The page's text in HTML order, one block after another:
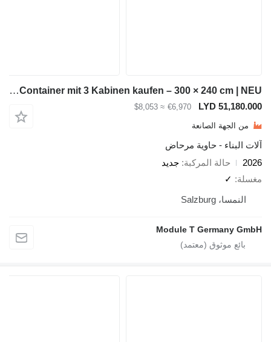
Module-T WC-Container mit 3 Kabinen kaufen – 300 × 240 cm | NEU
LYD
€6,970
≈ $8,053
الصانعة
- حاوية مرحاض
المركبة
جديد
Module T